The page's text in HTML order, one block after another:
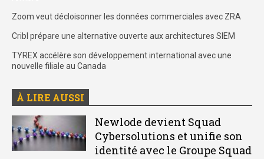
Zoom veut décloisonner les données commerciales avec ZRA
Cribl prépare une alternative ouverte aux architectures SIEM
TYREX accélère son développement international avec une
nouvelle filiale au Canada
À LIRE AUSSI
Newlode devient Squad
Cybersolutions et unifie son
identité avec le Groupe Squad